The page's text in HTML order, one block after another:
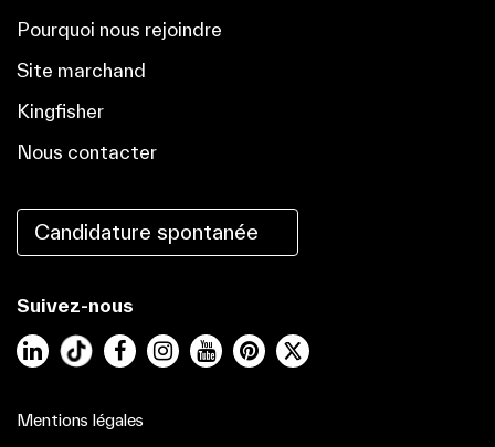
Pourquoi nous rejoindre
Site marchand
Kingfisher
Nous contacter
Candidature spontanée
Suivez-nous
LinkedIn FacebookInstagramYouTubePinterest
Mentions légales